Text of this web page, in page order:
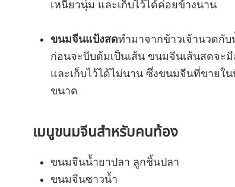
เหนียวนุ่ม และเก็บไว้ได้ค่อยข้างนาน
ขนมจีนแป้งสดทำมาจากข้าวเจ้านวดกั
ก่อนจะบีบต้มเป็นเส้น ขนมจีนเส้นสดจะ
และเก็บไว้ได้ไม่นาน ซึ่งขนมจีนที่ขายใ
ขนาด
เมนูขนมจีนสำหรับคนท้อง
ขนมจีนน้ำยาปลา ลูกชิ้นปลา
ขนมจีนซาวน้ำ